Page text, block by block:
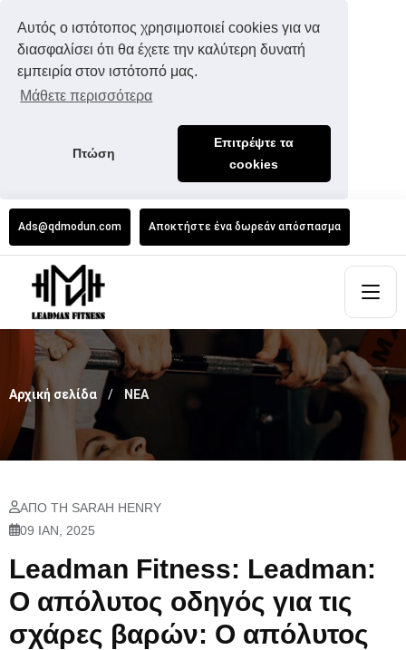
Αυτός ο ιστότοπος χρησιμοποιεί cookies για να
διασφαλίσει ότι θα έχετε την καλύτερη δυνατή
εμπειρία στον ιστότοπό μας.
Μάθετε περισσότερα
Πτώση
Επιτρέψτε τα
cookies
Ads@qdmodun.com Αποκτήστε ένα δωρεάν απόσπασμα
Αρχική σελίδα ΝΕΑ
ΑΠΌ ΤΗ SARAH HENRY
09 ΙΑΝ, 2025
Leadman Fitness: Leadman:
Ο απόλυτος οδηγός για τις
σχάρες βαρών: Ο απόλυτος